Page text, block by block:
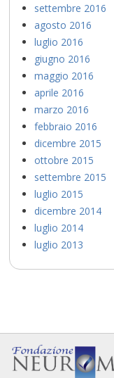
settembre 2016
agosto 2016
luglio 2016
giugno 2016
maggio 2016
aprile 2016
marzo 2016
febbraio 2016
dicembre 2015
ottobre 2015
settembre 2015
luglio 2015
dicembre 2014
luglio 2014
luglio 2013